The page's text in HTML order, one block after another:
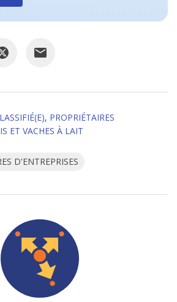
, PROPRIÉTAIRES
ET VACHES À LAIT
D'ENTREPRISES